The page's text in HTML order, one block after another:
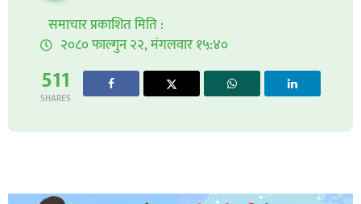
समाचार प्रकाशित मिति :
२०८० फाल्गुन २२, मंगलवार १५:४०
511
SHARES